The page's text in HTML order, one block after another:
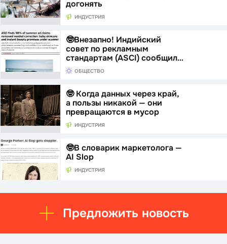
догонять
ИНДУСТРИЯ
🤓Внезапно! Индийский
совет по рекламным
стандартам (ASCI) сообщил…
ОБЩЕСТВО
🤓 Когда данных через край,
а пользы никакой — они
превращаются в мусор
ИНДУСТРИЯ
🤓В словарик маркетолога —
AI Slop
ИНДУСТРИЯ
Предложить новость